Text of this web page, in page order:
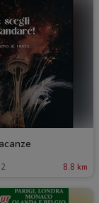
8.8 km